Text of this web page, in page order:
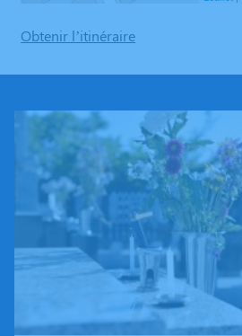
Obtenir l’itinéraire